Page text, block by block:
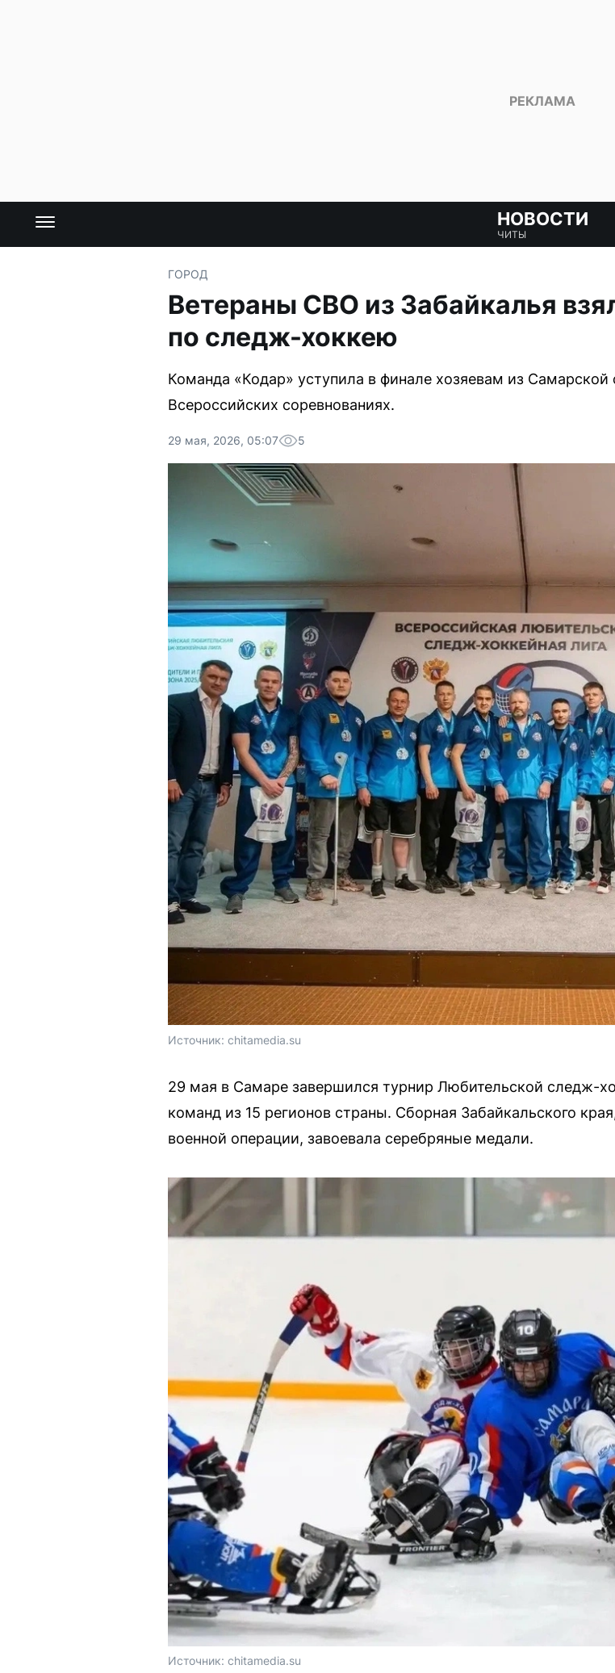
НОВОСТИ
ЧИТЫ
ГОРОД
Ветераны СВО из Забайкалья
по следж-хоккею
Команда «Кодар» уступила в финале хозяевам из Самарской
Всероссийских соревнованиях.
29 мая, 2026, 05:07 5
Источник: chitamedia.su
29 мая в Самаре завершился турнир Любительской следж-
команд из 15 регионов страны. Сборная Забайкальского
военной операции, завоевала серебряные медали.
Источник: chitamedia.su